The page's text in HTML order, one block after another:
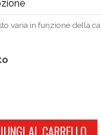
varia in funzione della
AL CARRELLO